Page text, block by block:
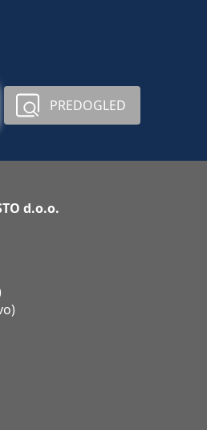
PREDOGLED
d.o.o.